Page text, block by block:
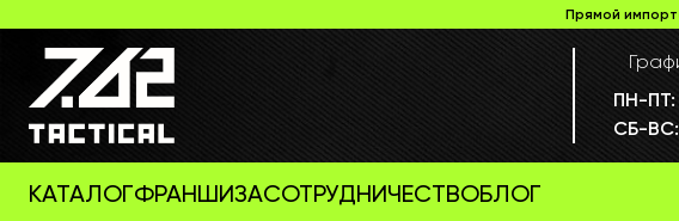
Прямой
ПН-ПТ:
СБ-ВС:
КАТАЛОГФРАНШИЗАСОТРУДНИЧЕСТВОБЛОГ